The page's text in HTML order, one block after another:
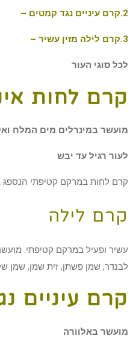
2.קרם עיניים נגד קמטים –
3.קרם לילה מזין עשיר –
לכל סוגי העור
קרם לחות
מועשר במינרלים מים המלח
לעור רגיל עד יבש
קרם לחות במרקם קטיפתי הנספג
קרם לילה
לבנדר, שמן פשתן, זית שמן, שמן
קרם עיניים
מועשר באלוורה